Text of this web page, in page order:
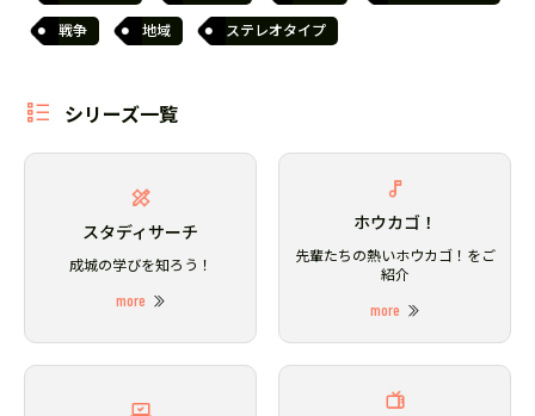
戦争
地域 ステレオタイプ
シリーズ一覧
スタディサーチ
成城の学びを知ろう！
more
ホウカゴ！
先輩たちの熱いホウカゴ！をご
紹介
more